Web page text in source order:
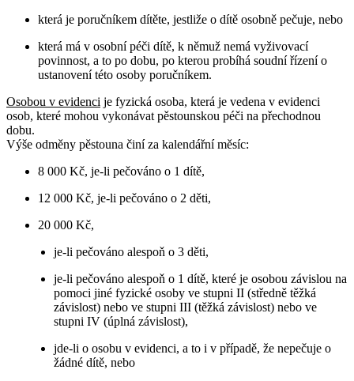
která je poručníkem dítěte, jestliže o dítě osobně pečuje, nebo
která má v osobní péči dítě, k němuž nemá vyživovací
povinnost, a to po dobu, po kterou probíhá soudní řízení o
ustanovení této osoby poručníkem.
Osobou v evidenci je fyzická osoba, která je vedena v evidenci
osob, které mohou vykonávat pěstounskou péči na přechodnou
dobu.
Výše odměny pěstouna činí za kalendářní měsíc:
8 000 Kč, je-li pečováno o 1 dítě,
12 000 Kč, je-li pečováno o 2 děti,
20 000 Kč,
je-li pečováno alespoň o 3 děti,
je-li pečováno alespoň o 1 dítě, které je osobou závislou na
pomoci jiné fyzické osoby ve stupni II (středně těžká
závislost) nebo ve stupni III (těžká závislost) nebo ve
stupni IV (úplná závislost),
jde-li o osobu v evidenci, a to i v případě, že nepečuje o
žádné dítě, nebo